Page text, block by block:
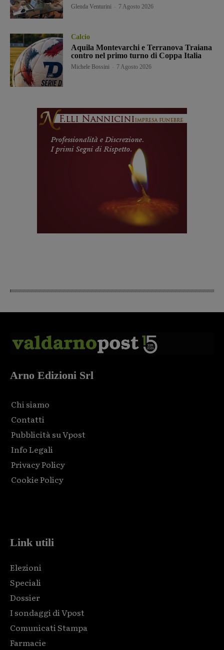
Glenda Venturini 7 Agosto 2026
Calcio
Aquila Montevarchi e Terranova Traiana
contro nel primo turno di Coppa Italia
Michele Bossini 7 Agosto 2026
Arno Edizioni Srl
Chi siamo
Contatti
Pubblicità su Vpost
Info Legali
Privacy Policy
Cookie Policy
Link utili
Elezioni
Speciali
Dossier
I sondaggi di Vpost
Comunicati Stampa
Farmacie